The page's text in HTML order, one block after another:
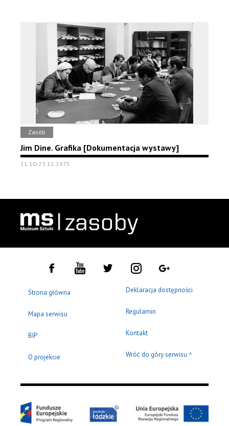
Zasób
Jim Dine. Grafika [Dokumentacja wystawy]
21.10-23.11.1975
Strona główna
Mapa serwisu
BIP
O projekcie
Deklaracja dostępności
Regulamin
Kontakt
Wróć do góry serwisu ^